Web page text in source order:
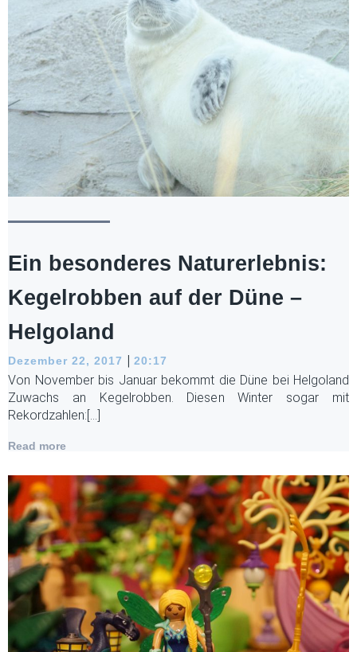
Ein besonderes Naturerlebnis:
Kegelrobben auf der Düne –
Helgoland
Dezember 22, 2017 | 20:17
Von November bis Januar bekommt die Düne bei Helgoland
Zuwachs an Kegelrobben. Diesen Winter sogar mit
Rekordzahlen:[…]
Read more